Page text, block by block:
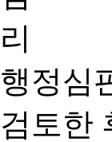
행정심
검토한